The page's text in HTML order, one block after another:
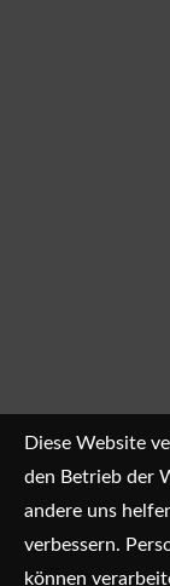
Diese Website
den Betrieb der
andere uns
verbessern.
können